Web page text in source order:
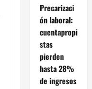
Precarizaci
ón laboral:
cuentapropi
stas
pierden
hasta 28%
de ingresos